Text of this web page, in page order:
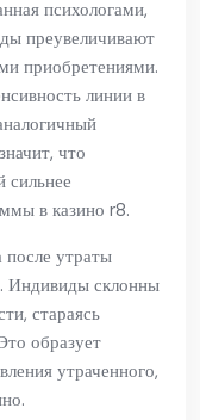
психологами,
преувеличивают
приобретениями.
линии в
что
сильнее
в казино r8.
после утраты
Индивиды склонны
стараясь
образует
утраченного,